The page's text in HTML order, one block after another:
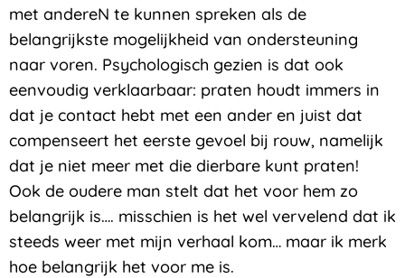
met andereN te kunnen spreken als de
belangrijkste mogelijkheid van ondersteuning
naar voren. Psychologisch gezien is dat ook
eenvoudig verklaarbaar: praten houdt immers in
dat je contact hebt met een ander en juist dat
compenseert het eerste gevoel bij rouw, namelijk
dat je niet meer met die dierbare kunt praten!
Ook de oudere man stelt dat het voor hem zo
belangrijk is…. misschien is het wel vervelend dat ik
steeds weer met mijn verhaal kom… maar ik merk
hoe belangrijk het voor me is.